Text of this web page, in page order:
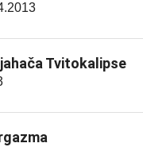
Tvitokalipse